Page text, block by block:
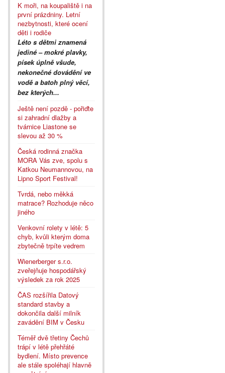
K moři, na koupaliště i na
první prázdniny. Letní
nezbytnosti, které ocení
děti i rodiče
Léto s dětmi znamená
jediné – mokré plavky,
písek úplně všude,
nekonečné dovádění ve
vodě a batoh plný věcí,
bez kterých...
Ještě není pozdě - pořiďte
si zahradní dlažby a
tvárnice Liastone se
slevou až 30 %
Česká rodinná značka
MORA Vás zve, spolu s
Katkou Neumannovou, na
Lipno Sport Festival!
Tvrdá, nebo měkká
matrace? Rozhoduje něco
jiného
Venkovní rolety v létě: 5
chyb, kvůli kterým doma
zbytečně trpíte vedrem
Wienerberger s.r.o.
zveřejňuje hospodářský
výsledek za rok 2025
ČAS rozšířila Datový
standard stavby a
dokončila další milník
zavádění BIM v Česku
Téměř dvě třetiny Čechů
trápí v létě přehřáté
bydlení. Místo prevence
ale stále spoléhají hlavně